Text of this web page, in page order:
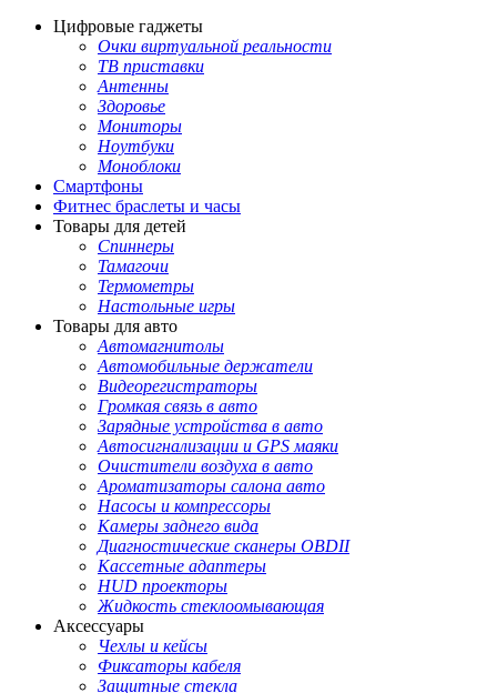
Цифровые гаджеты
Очки виртуальной реальности
ТВ приставки
Антенны
Здоровье
Мониторы
Ноутбуки
Моноблоки
Смартфоны
Фитнес браслеты и часы
Товары для детей
Спиннеры
Тамагочи
Термометры
Настольные игры
Товары для авто
Автомагнитолы
Автомобильные держатели
Видеорегистраторы
Громкая связь в авто
Зарядные устройства в авто
Автосигнализации и GPS маяки
Очистители воздуха в авто
Ароматизаторы салона авто
Насосы и компрессоры
Камеры заднего вида
Диагностические сканеры OBDII
Кассетные адаптеры
HUD проекторы
Жидкость стеклоомывающая
Аксессуары
Чехлы и кейсы
Фиксаторы кабеля
Защитные стекла